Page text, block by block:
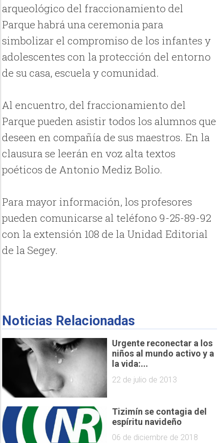
arqueológico del fraccionamiento del
Parque habrá una ceremonia para
simbolizar el compromiso de los infantes y
adolescentes con la protección del entorno
de su casa, escuela y comunidad.
Al encuentro, del fraccionamiento del
Parque pueden asistir todos los alumnos que
deseen en compañía de sus maestros. En la
clausura se leerán en voz alta textos
poéticos de Antonio Mediz Bolio.
Para mayor información, los profesores
pueden comunicarse al teléfono 9-25-89-92
con la extensión 108 de la Unidad Editorial
de la Segey.
Noticias Relacionadas
Urgente reconectar a los
niños al mundo activo y a
la vida:...
22 de julio de 2013
Tizimín se contagia del
espíritu navideño
06 de diciembre de 2018